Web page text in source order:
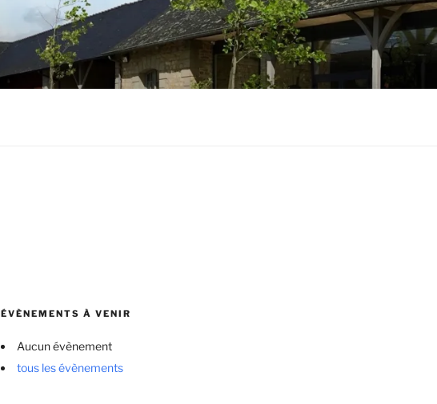
ÉVÈNEMENTS À VENIR
Aucun évènement
tous les évènements